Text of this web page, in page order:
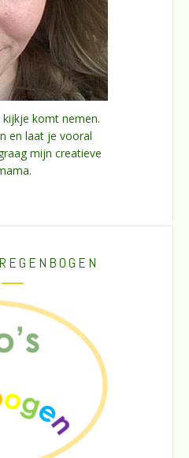
komt nemen.
en laat je vooral
mijn creatieve